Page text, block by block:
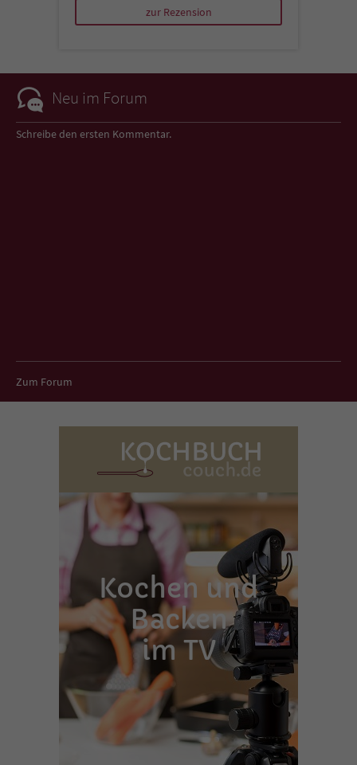
zur Rezension
Neu im Forum
Schreibe den ersten Kommentar.
Zum Forum
Kochen und
Backen
im TV